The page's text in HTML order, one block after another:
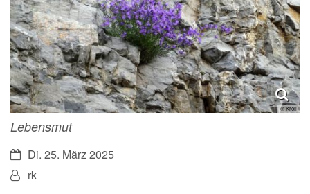
© Kroll
Lebensmut
Datum:Di. 25. März 2025
Von:rk